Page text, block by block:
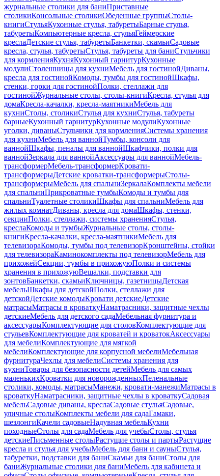
журнальные столики для баниПриставные
столикиКонсольные столикиОбеденные группыСтолы-
книгиСтульяКухонные стулья, табуретыБарные стулья,
табуретыКомпьютерные кресла, стульяГеймерские
креслаДетские стулья, табуретыБанкетки, скамьиСадовые
кресла, стулья, табуретыСтулья, табуреты для баниСтульчики
для кормленияКухняКухонный гарнитурКухонные
модулиСтолешницы для кухниМебель для гостинойДиваны,
кресла для гостинойКомоды, тумбы для гостинойШкафы,
стенки, горки для гостинойПолки, стеллажи для
гостинойЖурнальные столы, столы-книгиКресла, стулья для
домаКресла-качалки, кресла-маятникиМебель для
кухниСтолы, столикиСтулья для кухниСтулья, табуреты
барныеКухонный гарнитурКухонные модулиКухонные
уголки, диваныСтульчики для кормленияСистемы хранения
для кухниМебель для ваннойТумбы, консоли для
ваннойШкафы, пеналы для ваннойШкафчики, полки для
ваннойЗеркала для ваннойАксессуары для ваннойМебель-
трансформерМебель-трансформерКровати-
трансформерыДетские кроватки-трансформерыСтолы-
трансформерыМебель для спальниЗеркалаКомплекты мебели
для спальниПрикроватные тумбыКомоды и тумбы для
спальниТуалетные столикиШкафы для спальниМебель для
жилых комнатДиваны, кресла для домаШкафы, стенки,
секцииПолки, стеллажи, системы храненияСтулья,
креслаКомоды и тумбыЖурнальные столы, столы-
книгиКресла-качалки, кресла-маятникиМебель для
телевизораКомоды, тумбы под телевизорКронштейны, стойки
для телевизораКаминокомплекты под телевизорМебель для
прихожейСекции, тумбы в прихожуюПолки и системы
хранения в прихожуюВешалки, подставки для
зонтовБанкетки, скамьиКлючницы, газетницыДетская
мебельШкафы для детскойПолки, стеллажи для
детскойДетские комодыКровати детскиеДетские
матрасыМатрасы в кроваткуНаматрасники, защитные чехлы
детскиеМебель для детского садаМебельная фурнитура и
аксессуарыКомплектующие для столовКомплектующие для
стульевКомплектующие для кроватей и кроватокАксессуары
для мебелиКомплектующие для мягкой
мебелиКомплектующие для корпусной мебелиМебельная
фурнитураЧехлы для мебелиСистемы хранения для
кухниТовары для безопасности детейМебель для самых
маленькихКроватки для новорожденныхПеленальные
столики, комоды, матрасыМанежи, кровати-манежиМатрасы в
кроваткуНаматрасники, защитные чехлы в кроваткуСадовая
мебельСадовые диваны, креслаСадовые стульяСадовые,
уличные столыКомплекты мебели для садаГамаки,
шезлонгиКачели садовыеНадувная мебельКухни
походныеСтолы для садаМебель для учебыСтолы, стулья
детскиеПисьменные столыРастущие столы и партыРастущие
кресла и стулья для учебыМебель для бани и сауныСтулья,
табуретки, подставки для баниСкамьи для баниСтолы для
баниЖурнальные столики для баниМебель для кабинета и